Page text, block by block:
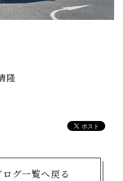
隆
グ一覧へ戻る